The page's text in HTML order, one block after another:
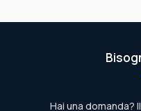
Hai una domanda?